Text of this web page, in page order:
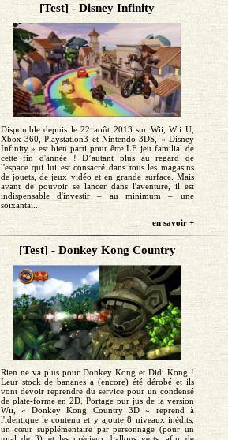
[Test] - Disney Infinity
Disponible depuis le 22 août 2013 sur Wii, Wii U,
Xbox 360, Playstation3 et Nintendo 3DS, « Disney
Infinity » est bien parti pour être LE jeu familial de
cette fin d'année ! D’autant plus au regard de
l'espace qui lui est consacré dans tous les magasins
de jouets, de jeux vidéo et en grande surface. Mais
avant de pouvoir se lancer dans l'aventure, il est
indispensable d'investir – au minimum – une
soixantai...
en savoir +
[Test] - Donkey Kong Country
Rien ne va plus pour Donkey Kong et Didi Kong !
Leur stock de bananes a (encore) été dérobé et ils
vont devoir reprendre du service pour un condensé
de plate-forme en 2D. Portage pur jus de la version
Wii, « Donkey Kong Country 3D » reprend à
l'identique le contenu et y ajoute 8 niveaux inédits,
un cœur supplémentaire par personnage (pour un